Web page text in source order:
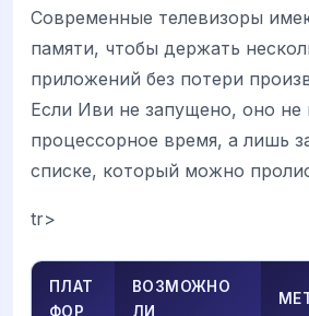
Современные телевизоры
памяти, чтобы держать
приложений без потери
Если Иви не запущено, оно не
процессорное время, а лишь
списке, который можно
tr>
ПЛАТ
ФОР
ВОЗМОЖНО
ЛИ